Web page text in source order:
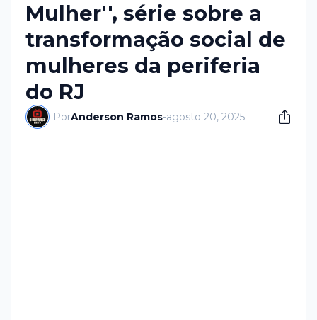
Mulher'', série sobre a
transformação social de
mulheres da periferia
do RJ
PorAnderson Ramos-agosto 20, 2025